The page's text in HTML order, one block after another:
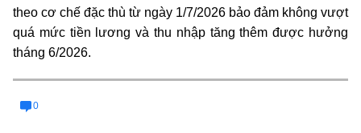
theo cơ chế đặc thù từ ngày 1/7/2026 bảo đảm không vượt
quá mức tiền lương và thu nhập tăng thêm được hưởng
tháng 6/2026.
0